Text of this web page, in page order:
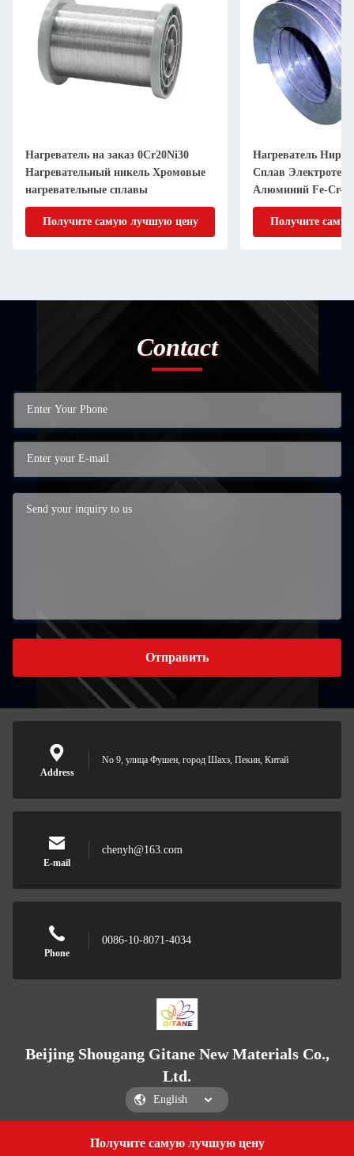
Получите самую лучшую цену
Нагреватель на заказ 0Cr20Ni30
Нагревательный никель Хромовые
нагревательные сплавы
Получите самую лучшую цену
Нагреватель Нир
Сплав
Алюминий Fe-Cr-
Получите
Contact
Отправить
Address
No 9, улица Фушен, город Шахэ, Пекин, Китай
E-mail
chenyh@163.com
Phone
0086-10-8071-4034
Beijing Shougang Gitane New Materials Co.,
Ltd.
Beijing Shougang Gitane New Materials Co., Ltd.
Get a Quote